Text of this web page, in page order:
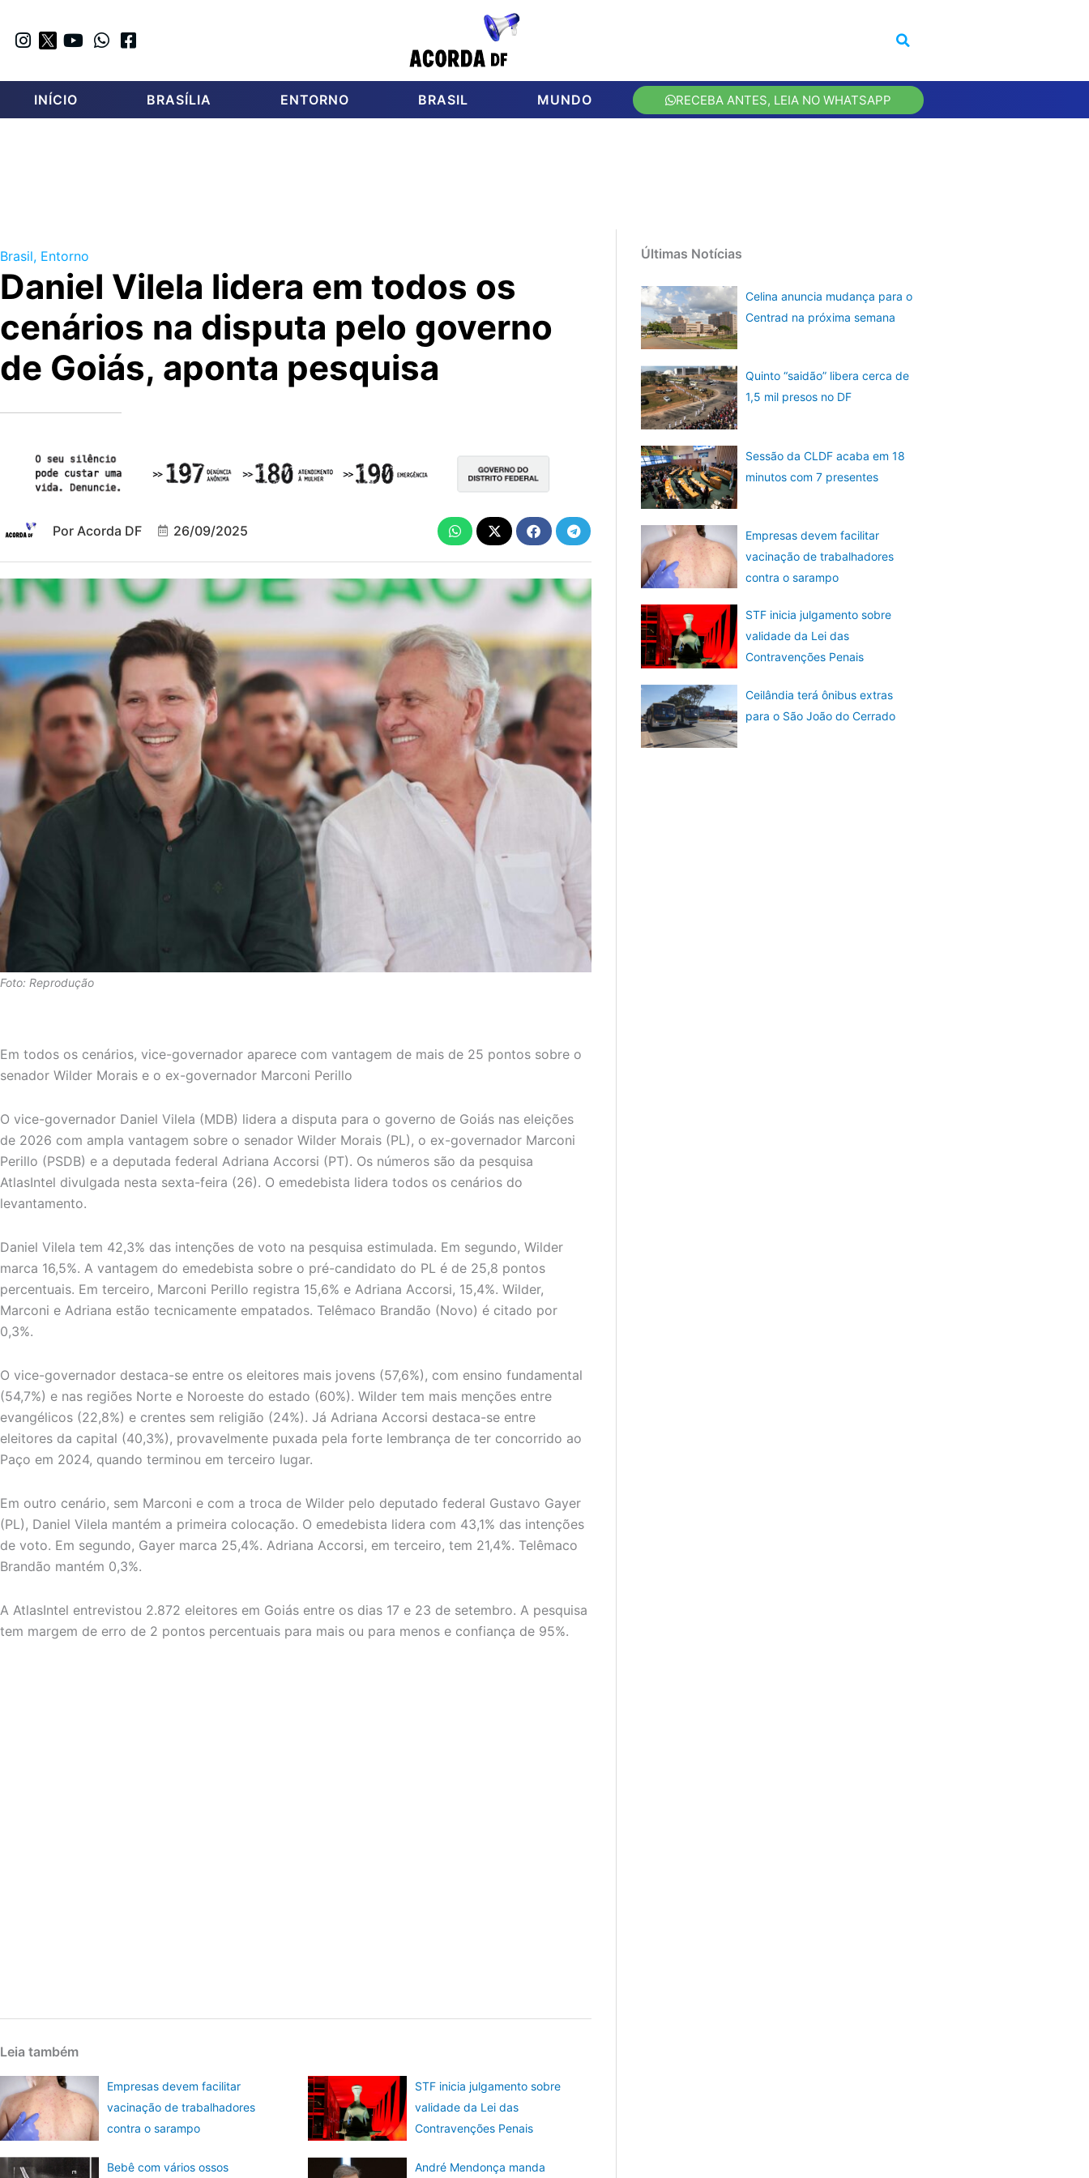
INÍCIO BRASÍLIA ENTORNO BRASIL MUNDO RECEBA ANTES, LEIA NO WHATSAPP
Brasil, Entorno
Daniel Vilela lidera em todos os
cenários na disputa pelo governo
de Goiás, aponta pesquisa
Por Acorda DF 26/09/2025
Foto: Reprodução
Em todos os cenários, vice-governador aparece com vantagem de mais de 25 pontos sobre o
senador Wilder Morais e o ex-governador Marconi Perillo
O vice-governador Daniel Vilela (MDB) lidera a disputa para o governo de Goiás nas eleições
de 2026 com ampla vantagem sobre o senador Wilder Morais (PL), o ex-governador Marconi
Perillo (PSDB) e a deputada federal Adriana Accorsi (PT). Os números são da pesquisa
AtlasIntel divulgada nesta sexta-feira (26). O emedebista lidera todos os cenários do
levantamento.
Daniel Vilela tem 42,3% das intenções de voto na pesquisa estimulada. Em segundo, Wilder
marca 16,5%. A vantagem do emedebista sobre o pré-candidato do PL é de 25,8 pontos
percentuais. Em terceiro, Marconi Perillo registra 15,6% e Adriana Accorsi, 15,4%. Wilder,
Marconi e Adriana estão tecnicamente empatados. Telêmaco Brandão (Novo) é citado por
0,3%.
O vice-governador destaca-se entre os eleitores mais jovens (57,6%), com ensino fundamental
(54,7%) e nas regiões Norte e Noroeste do estado (60%). Wilder tem mais menções entre
evangélicos (22,8%) e crentes sem religião (24%). Já Adriana Accorsi destaca-se entre
eleitores da capital (40,3%), provavelmente puxada pela forte lembrança de ter concorrido ao
Paço em 2024, quando terminou em terceiro lugar.
Em outro cenário, sem Marconi e com a troca de Wilder pelo deputado federal Gustavo Gayer
(PL), Daniel Vilela mantém a primeira colocação. O emedebista lidera com 43,1% das intenções
de voto. Em segundo, Gayer marca 25,4%. Adriana Accorsi, em terceiro, tem 21,4%. Telêmaco
Brandão mantém 0,3%.
A AtlasIntel entrevistou 2.872 eleitores em Goiás entre os dias 17 e 23 de setembro. A pesquisa
tem margem de erro de 2 pontos percentuais para mais ou para menos e confiança de 95%.
Leia também
Empresas devem facilitar
vacinação de trabalhadores
contra o sarampo
STF inicia julgamento sobre
validade da Lei das
Contravenções Penais
Bebê com vários ossos André Mendonça manda
Últimas Notícias
Celina anuncia mudança para o
Centrad na próxima semana
Quinto “saidão” libera cerca de
1,5 mil presos no DF
Sessão da CLDF acaba em 18
minutos com 7 presentes
Empresas devem facilitar
vacinação de trabalhadores
contra o sarampo
STF inicia julgamento sobre
validade da Lei das
Contravenções Penais
Ceilândia terá ônibus extras
para o São João do Cerrado